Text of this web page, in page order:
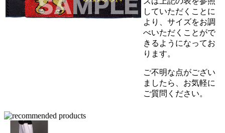
していただくことに
より、サイズをお調
べいただくことがで
きるようになってお
ります。
ご不明な点がござい
ましたら、お気軽に
ご質問ください。